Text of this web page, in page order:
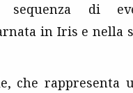
sequenza di
in Iris e nella
che rappresenta